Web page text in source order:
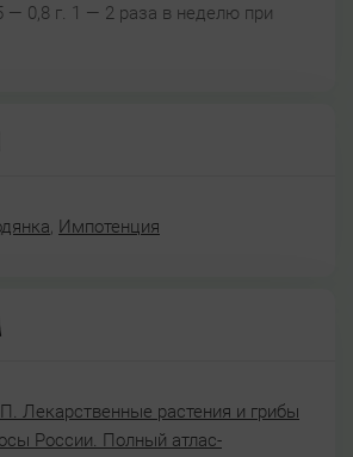
— 0,8 г. 1 — 2 раза в неделю при
, Импотенция
Лекарственные растения и грибы
России. Полный атлас-